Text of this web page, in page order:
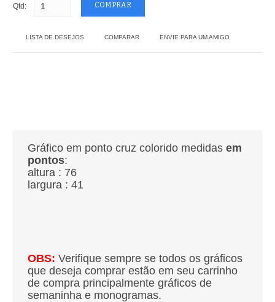
Qtd:
LISTA DE DESEJOS COMPARAR ENVIE PARA UM AMIGO
Gráfico em ponto cruz colorido medidas em
pontos:
altura : 76
largura : 41
OBS: Verifique sempre se todos os gráficos
que deseja comprar estão em seu carrinho
de compra principalmente gráficos de
semaninha e monogramas.